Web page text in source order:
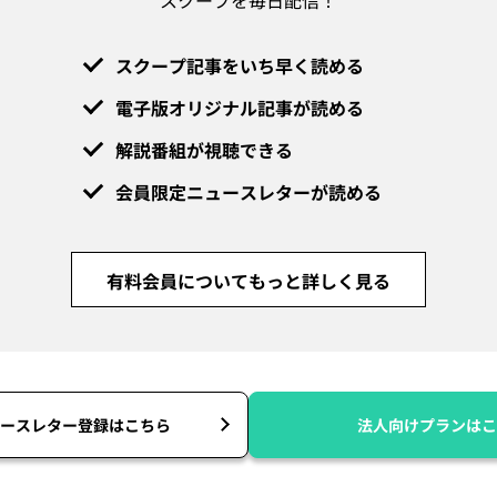
スクープ記事をいち早く読める
電子版オリジナル記事が読める
解説番組が視聴できる
会員限定ニュースレターが読める
有料会員についてもっと詳しく見る
スレター登録はこちら 法人向けプランは